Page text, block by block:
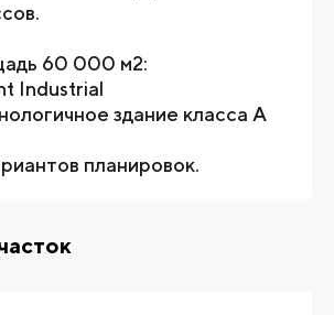
60 000 м2:
Industrial
здание класса А
планировок.